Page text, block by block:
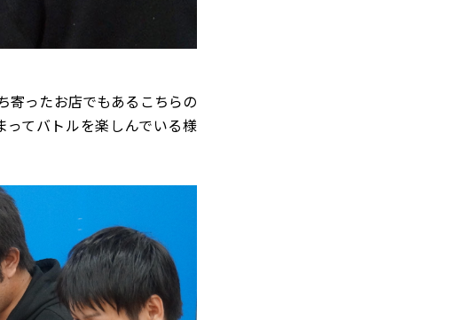
寄ったお店でもあるこちらの
てバトルを楽しんでいる様